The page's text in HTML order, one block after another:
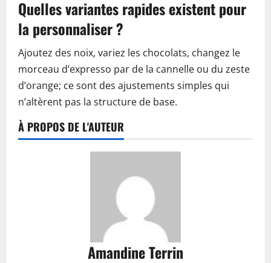
Quelles variantes rapides existent pour
la personnaliser ?
Ajoutez des noix, variez les chocolats, changez le
morceau d’expresso par de la cannelle ou du zeste
d’orange; ce sont des ajustements simples qui
n’altèrent pas la structure de base.
À PROPOS DE L'AUTEUR
Amandine Terrin